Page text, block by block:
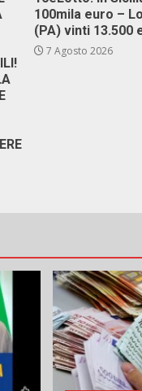
100mila euro –
(PA) vinti 13.500
7 Agosto 2026